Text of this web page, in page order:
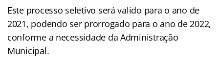
Este processo seletivo será valido para o ano de
2021, podendo ser prorrogado para o ano de 2022,
conforme a necessidade da Administração
Municipal.